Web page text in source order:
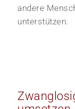
andere
unterstützen.